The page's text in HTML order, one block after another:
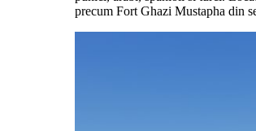
precum Fort Ghazi Mustapha din